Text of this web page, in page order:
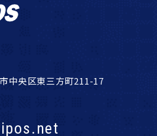
中央区東三方町211-17